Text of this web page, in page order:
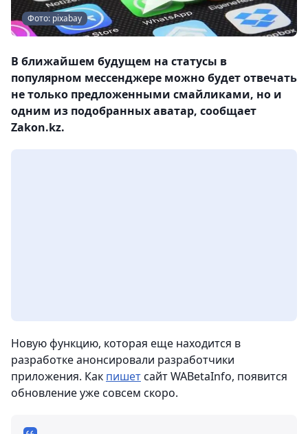
Фото: pixabay
В ближайшем будущем на статусы в
популярном мессенджере можно будет отвечать
не только предложенными смайликами, но и
одним из подобранных аватар, сообщает
Zakon.kz.
Новую функцию, которая еще находится в
разработке анонсировали разработчики
приложения. Как пишетсайт WABetaInfo, появится
обновление уже совсем скоро.